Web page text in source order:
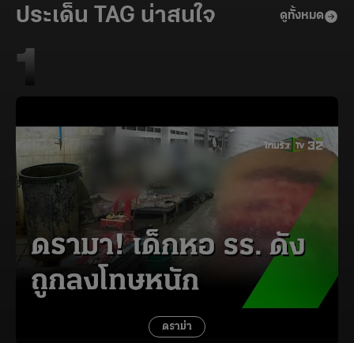
พิจารณาเงื่อนไข
วงเงิน ลุ้นได้ใช้ปลาย
ประเด็น TAG น่าสนใจ ดูทั้งหมด
1
ดราม่า